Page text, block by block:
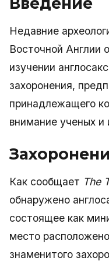
Недавние
Восточной Англии
изучении
захоронения,
принадлежащего
внимание ученых и
Как сообщает The
обнаружено
состоящее как
место
знаменитого